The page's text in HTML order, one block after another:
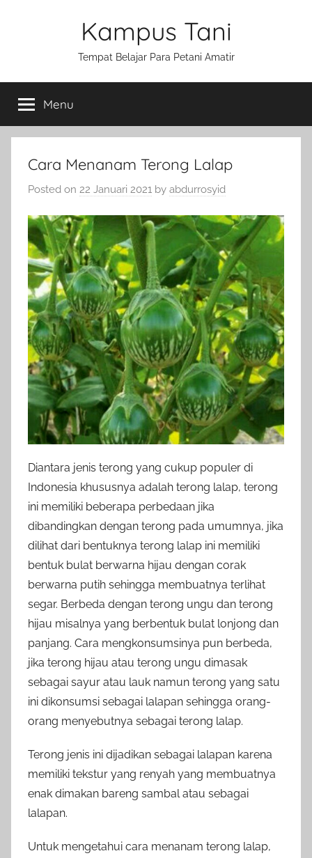
Kampus Tani
Tempat Belajar Para Petani Amatir
Menu
Cara Menanam Terong Lalap
Posted on 22 Januari 2021 by abdurrosyid
Diantara jenis terong yang cukup populer di
Indonesia khususnya adalah terong lalap, terong
ini memiliki beberapa perbedaan jika
dibandingkan dengan terong pada umumnya, jika
dilihat dari bentuknya terong lalap ini memiliki
bentuk bulat berwarna hijau dengan corak
berwarna putih sehingga membuatnya terlihat
segar. Berbeda dengan terong ungu dan terong
hijau misalnya yang berbentuk bulat lonjong dan
panjang. Cara mengkonsumsinya pun berbeda,
jika terong hijau atau terong ungu dimasak
sebagai sayur atau lauk namun terong yang satu
ini dikonsumsi sebagai lalapan sehingga orang-
orang menyebutnya sebagai terong lalap.
Terong jenis ini dijadikan sebagai lalapan karena
memiliki tekstur yang renyah yang membuatnya
enak dimakan bareng sambal atau sebagai
lalapan.
Untuk mengetahui cara menanam terong lalap,